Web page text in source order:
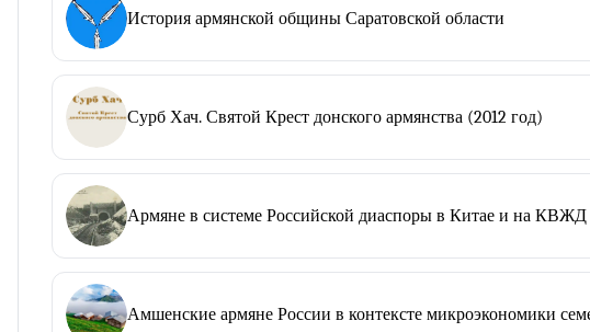
История армянской общины Саратовской области
Сурб Хач. Святой Крест донского армянства (2012 год)
Армяне в системе Российской диаспоры в Китае и на КВЖД
Амшенские армяне России в контексте микроэкономики